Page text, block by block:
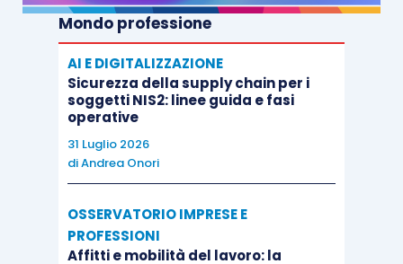
Mondo professione
AI E DIGITALIZZAZIONE
Sicurezza della supply chain per i
soggetti NIS2: linee guida e fasi
operative
31 Luglio 2026
diAndrea Onori
OSSERVATORIO IMPRESE E
PROFESSIONI
Affitti e mobilità del lavoro: la